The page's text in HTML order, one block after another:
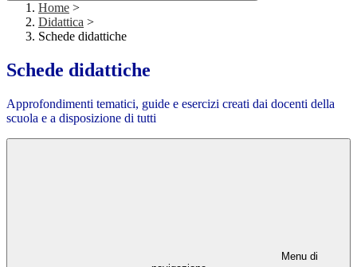
Home >
Didattica >
Schede didattiche
Schede didattiche
Approfondimenti tematici, guide e esercizi creati dai docenti della
scuola e a disposizione di tutti
Menu di